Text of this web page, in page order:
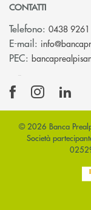
CONTATTI
Telefono: 0438 9261
E-mail:
PEC:
© 2026 Banca
Società